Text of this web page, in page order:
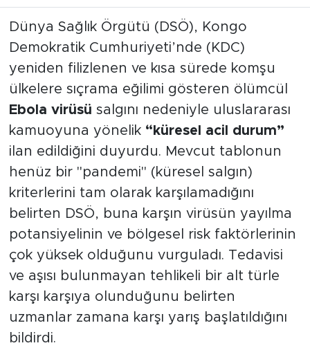
Dünya Sağlık Örgütü (DSÖ), Kongo
Demokratik Cumhuriyeti’nde (KDC)
yeniden filizlenen ve kısa sürede komşu
ülkelere sıçrama eğilimi gösteren ölümcül
Ebola virüsü salgını nedeniyle uluslararası
kamuoyuna yönelik “küresel acil durum”
ilan edildiğini duyurdu. Mevcut tablonun
henüz bir "pandemi" (küresel salgın)
kriterlerini tam olarak karşılamadığını
belirten DSÖ, buna karşın virüsün yayılma
potansiyelinin ve bölgesel risk faktörlerinin
çok yüksek olduğunu vurguladı. Tedavisi
ve aşısı bulunmayan tehlikeli bir alt türle
karşı karşıya olunduğunu belirten
uzmanlar zamana karşı yarış başlatıldığını
bildirdi.